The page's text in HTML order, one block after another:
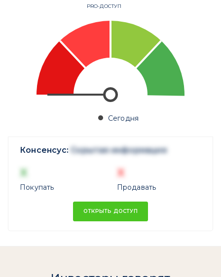
PRO-ДОСТУП
Сегодня
Консенсус: Скрытая информация
X
Покупать
X
Продавать
ОТКРЫТЬ ДОСТУП